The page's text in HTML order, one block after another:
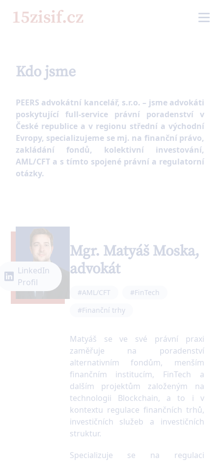
Kdo jsme
PEERS advokátní kancelář, s.r.o. – jsme advokáti
poskytující full-service právní poradenství v
České republice a v regionu střední a východní
Evropy, specializujeme se mj. na finanční právo,
zakládání fondů, kolektivní investování,
AML/CFT a s tímto spojené právní a regulatorní
otázky.
LinkedIn
Profil
Mgr. Matyáš Moska,
advokát
#AML/CFT
#FinTech
#Finanční trhy
Matyáš se ve své právní praxi
zaměřuje na poradenství
alternativním fondům, menším
finančním institucím, FinTech a
dalším projektům založeným na
technologii Blockchain, a to i v
kontextu regulace finančních trhů,
investičních služeb a investičních
struktur.
Specializuje se na regulaci